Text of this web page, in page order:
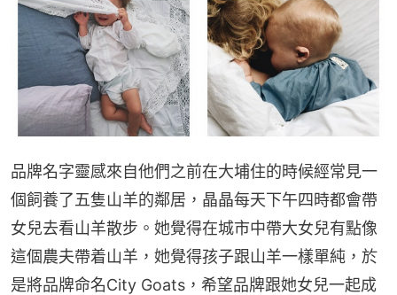
品牌名字靈感來自他們之前在大埔住的時候經常見一
個飼養了五隻山羊的鄰居，晶晶每天下午四時都會帶
女兒去看山羊散步。她覺得在城市中帶大女兒有點像
這個農夫帶着山羊，她覺得孩子跟山羊一樣單純，於
是將品牌命名City Goats，希望品牌跟她女兒一起成